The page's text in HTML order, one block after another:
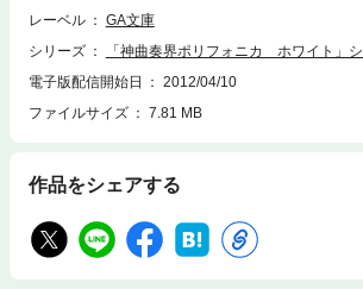
レーベル
GA文庫
シリーズ
「神曲奏界ポリフォニカ ホワイト」
電子版配信開始日
2012/04/10
ファイルサイズ
7.81 MB
作品をシェアする